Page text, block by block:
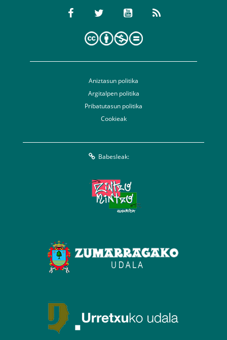
Aniztasun politika
Argitalpen politika
Pribatutasun politika
Cookieak
Babesleak: